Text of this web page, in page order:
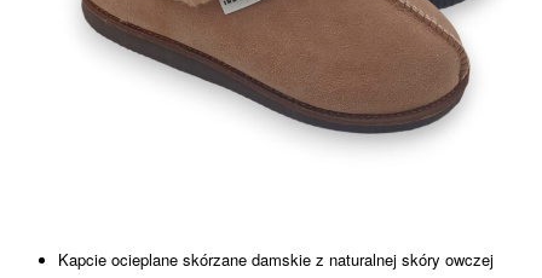
Kapcie ocieplane skórzane damskie z naturalnej skóry owczej